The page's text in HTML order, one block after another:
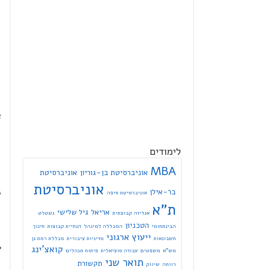
לימודים
MBA אוניברסיטת בן-גוריון אוניברסיטת
בר-אילן אוניברסיטת חיפה אוניברסיטת
ת"א אנליזה קבוצתית אריאל גיל שלישי גשטלט
הבינתחומי הטכניון המכללה למינהל הנחיית קבוצות חינוך
חשבונאות ייעוץ ארגוני מדיניות ציבורית מכללת רמת גן
מש"א משפטים עבודה סוציאלית פיתוח מנהלים קואצ'ינג
רווחה שיווק תואר שני תקשורת